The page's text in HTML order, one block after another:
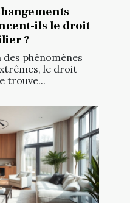
ils le droit
?
des phénomènes
le droit
trouve...